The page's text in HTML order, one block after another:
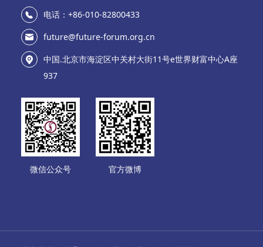
电话：+86-010-82800433
future@future-forum.org.cn
中国.北京市海淀区中关村大街11号e世界财富中心A座
937
微信公众号 官方微博